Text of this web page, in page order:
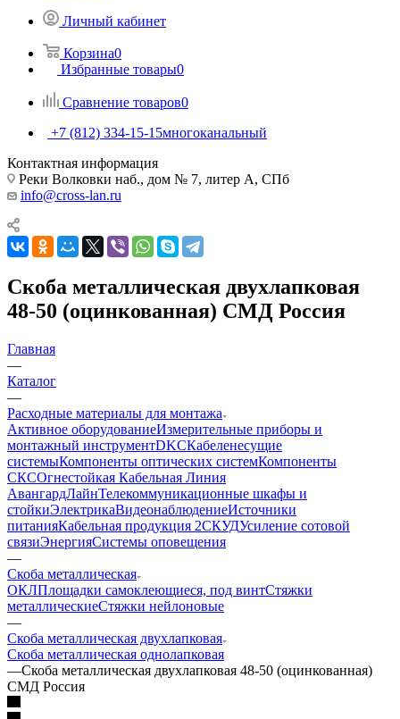
Личный кабинет
Корзина0
Избранные товары0
Сравнение товаров0
+7 (812) 334-15-15многоканальный
Контактная информация
Реки Волковки наб., дом № 7, литер А, СПб
info@cross-lan.ru
Скоба металлическая двухлапковая
48-50 (оцинкованная) СМД Россия
Главная
—
Каталог
—
Расходные материалы для монтажа
Активное оборудованиеИзмерительные приборы и
монтажный инструментDKCКабеленесущие
системыКомпоненты оптических системКомпоненты
СКСОгнестойкая Кабельная Линия
АвангардЛайнТелекоммуникационные шкафы и
стойкиЭлектрикаВидеонаблюдениеИсточники
питанияКабельная продукция 2СКУДУсиление сотовой
связиЭнергияСистемы оповещения
—
Скоба металлическая
ОКЛПлощадки самоклеющиеся, под винтСтяжки
металлическиеСтяжки нейлоновые
—
Скоба металлическая двухлапковая
Скоба металлическая однолапковая
—Скоба металлическая двухлапковая 48-50 (оцинкованная)
СМД Россия